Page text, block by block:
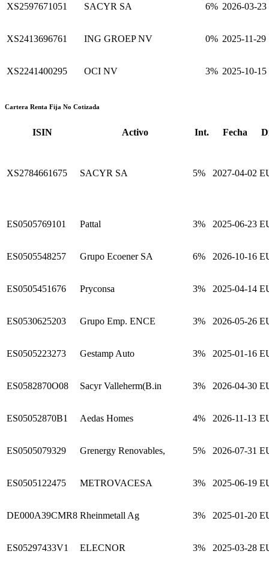
XS2597671051 SACYR SA 6% 2026-03-23
XS2413696761 ING GROEP NV 0% 2025-11-29
XS2241400295 OCI NV 3% 2025-10-15
Cartera Renta Fija No Cotizada
ISIN Activo Int. Fecha
XS2784661675 SACYR SA 5% 2027-04-02
ES0505769101 Pattal 3% 2025-06-23
ES0505548257 Grupo Ecoener SA 6% 2026-10-16
ES0505451676 Pryconsa 3% 2025-04-14
ES0530625203 Grupo Emp. ENCE 3% 2026-05-26
ES0505223273 Gestamp Auto 3% 2025-01-16
ES0582870O08 Sacyr Valleherm(B.in 3% 2026-04-30
ES05052870B1 Aedas Homes 4% 2026-11-13
ES0505079329 Grenergy Renovables, 5% 2026-07-31
ES0505122475 METROVACESA 3% 2025-06-19
DE000A39CMR8 Rheinmetall Ag 3% 2025-01-20
ES05297433V1 ELECNOR 3% 2025-03-28